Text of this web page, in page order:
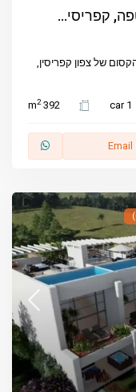
של צפון קפריסין,
1 car
392 m
2
Email